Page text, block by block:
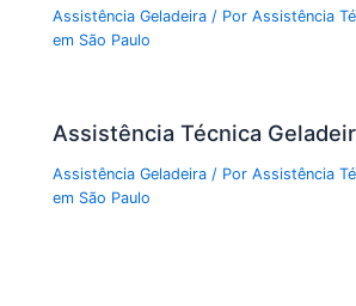
Assistência Geladeira / PorAssistência
em São Paulo
Assistência Técnica
Assistência Geladeira / PorAssistência
em São Paulo